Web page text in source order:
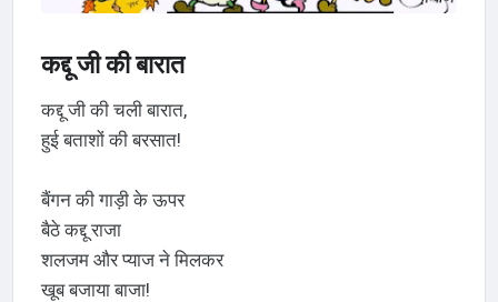
कद्दू जी की बारात
कद्दू जी की चली बारात,
हुई बताशों की बरसात!
बैंगन की गाड़ी के ऊपर
बैठे कद्दू राजा
शलजम और प्याज ने मिलकर
खूब बजाया बाजा!